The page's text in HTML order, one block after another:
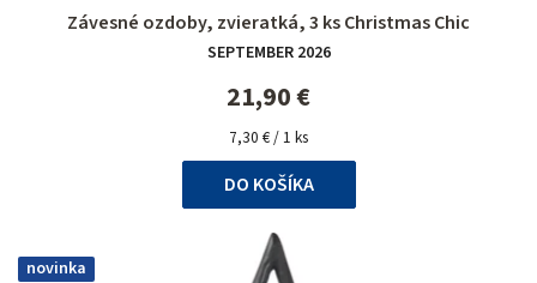
Závesné ozdoby, zvieratká, 3 ks Christmas Chic
SEPTEMBER 2026
21,90 €
Jednotková
cena:
7,30 € / 1 ks
DO KOŠÍKA
novinka